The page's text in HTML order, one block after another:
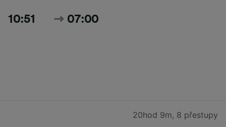
10:51 07:00
20hod 9m, 8 přestupy